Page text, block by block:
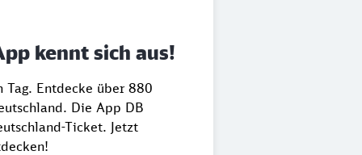
kennt sich aus!
Entdecke über 880
Die App DB
Ticket. Jetzt